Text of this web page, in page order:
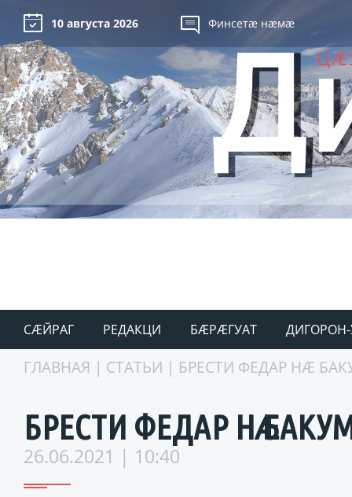
10 августа 2026 Финсетæ нæмæ
СÆЙРАГ РЕДАКЦИ БÆРÆГУАТ ДИГОРОН-
ГЛАВНАЯ | СТАТЬИ | БРЕСТИ ФЕДАР НӔ
БРЕСТИ ФЕДАР НӔ
26.06.2021 | 10:40